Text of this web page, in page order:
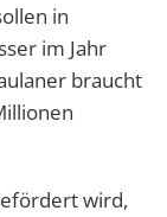
in
im Jahr
braucht
wird,